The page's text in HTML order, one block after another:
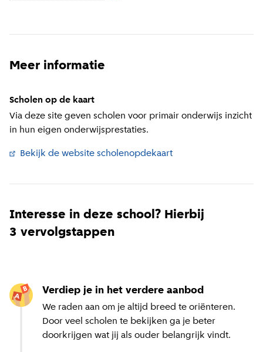
Meer informatie
Scholen op de kaart
Via deze site geven scholen voor primair onderwijs inzicht
in hun eigen onderwijsprestaties.
Bekijk de website scholenopdekaart
Interesse in deze school? Hierbij
3 vervolgstappen
Verdiep je in het verdere aanbod
We raden aan om je altijd breed te oriënteren.
Door veel scholen te bekijken ga je beter
doorkrijgen wat jij als ouder belangrijk vindt.